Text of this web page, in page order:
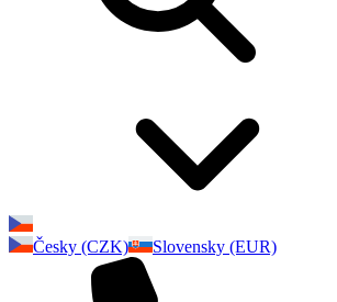
Česky (CZK)
Slovensky (EUR)